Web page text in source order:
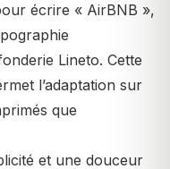
écrire « AirBNB »,
Lineto. Cette
l’adaptation sur
que
et une douceur